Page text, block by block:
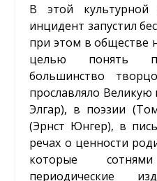
В этой культурной
инцидент запустил
при этом в обществе
целью понять
большинство
прославляло
Элгар), в поэзии
(Эрнст Юнгер), в
речах о ценности
которые
периодические